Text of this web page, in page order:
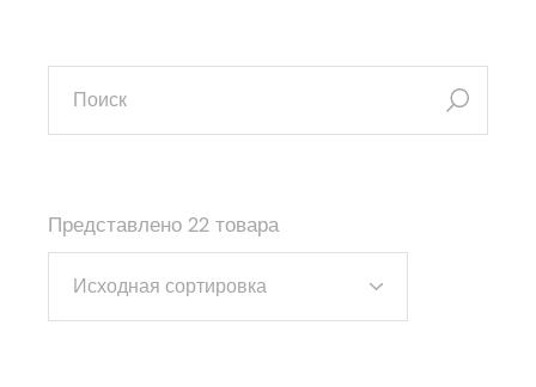
искать:
Представлено 22 товара
Исходная сортировка